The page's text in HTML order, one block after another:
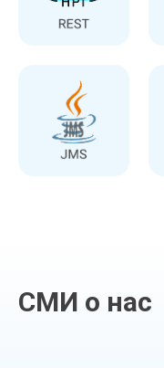
СМИ о нас